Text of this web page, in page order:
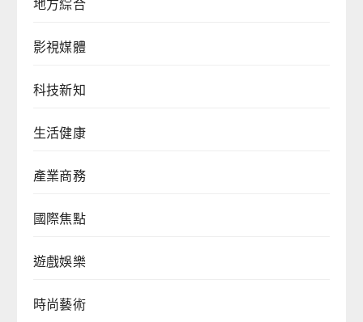
地方綜合
影視媒體
科技新知
生活健康
產業商務
國際焦點
遊戲娛樂
時尚藝術